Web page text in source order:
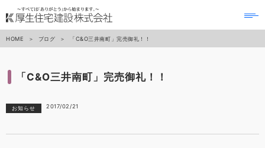
HOME ブログ 「C&O三井南町」完売御礼！！
「C&O三井南町」完売御礼！！
お知らせ 2017/02/21